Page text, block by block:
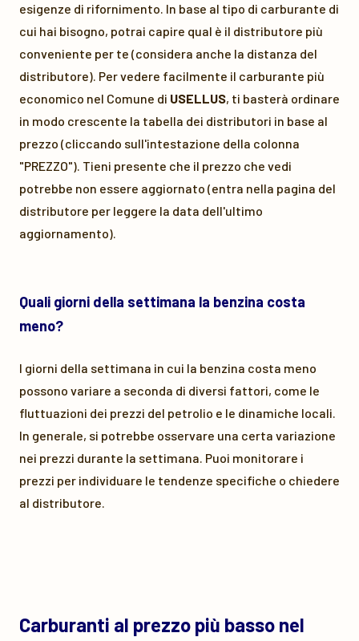
esigenze di rifornimento. In base al tipo di carburante di
cui hai bisogno, potrai capire qual è il distributore più
conveniente per te (considera anche la distanza del
distributore). Per vedere facilmente il carburante più
economico nel Comune di USELLUS, ti basterà ordinare
in modo crescente la tabella dei distributori in base al
prezzo (cliccando sull'intestazione della colonna
"PREZZO"). Tieni presente che il prezzo che vedi
potrebbe non essere aggiornato (entra nella pagina del
distributore per leggere la data dell'ultimo
aggiornamento).
Quali giorni della settimana la benzina costa
meno?
I giorni della settimana in cui la benzina costa meno
possono variare a seconda di diversi fattori, come le
fluttuazioni dei prezzi del petrolio e le dinamiche locali.
In generale, si potrebbe osservare una certa variazione
nei prezzi durante la settimana. Puoi monitorare i
prezzi per individuare le tendenze specifiche o chiedere
al distributore.
Carburanti al prezzo più basso nel